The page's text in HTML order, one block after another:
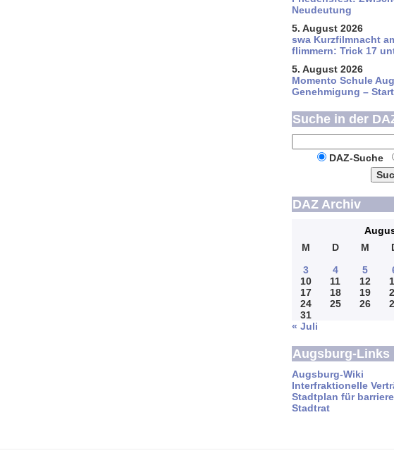
Neudeutung
5. August 2026
swa Kurz­film­nacht
flim­mern: Trick 17
5. August 2026
Momento Schule
Genehmigung –
Suche in der
DAZ-Suche
DAZ Archiv
M
D M
3
4 5
10
11 12
17
18 19
24
25 26
31
« Juli
Augsburg-Links
Augsburg-Wiki
Interfraktionelle
Stadtplan für
Stadtrat